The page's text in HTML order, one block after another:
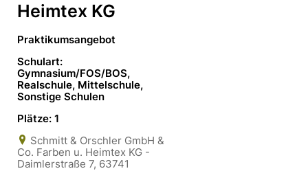
Heimtex KG
Praktikumsangebot
Schulart:
Gymnasium/FOS/BOS,
Realschule, Mittelschule,
Sonstige Schulen
Plätze: 1
Schmitt & Orschler GmbH &
Co. Farben u. Heimtex KG -
Daimlerstraße 7, 63741